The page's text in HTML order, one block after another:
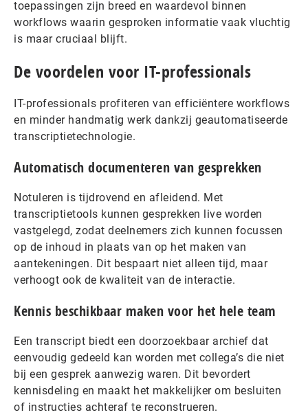
toepassingen zijn breed en waardevol binnen
workflows waarin gesproken informatie vaak vluchtig
is maar cruciaal blijft.
De voordelen voor IT-professionals
IT-professionals profiteren van efficiëntere workflows
en minder handmatig werk dankzij geautomatiseerde
transcriptietechnologie.
Automatisch documenteren van gesprekken
Notuleren is tijdrovend en afleidend. Met
transcriptietools kunnen gesprekken live worden
vastgelegd, zodat deelnemers zich kunnen focussen
op de inhoud in plaats van op het maken van
aantekeningen. Dit bespaart niet alleen tijd, maar
verhoogt ook de kwaliteit van de interactie.
Kennis beschikbaar maken voor het hele team
Een transcript biedt een doorzoekbaar archief dat
eenvoudig gedeeld kan worden met collega’s die niet
bij een gesprek aanwezig waren. Dit bevordert
kennisdeling en maakt het makkelijker om besluiten
of instructies achteraf te reconstrueren.